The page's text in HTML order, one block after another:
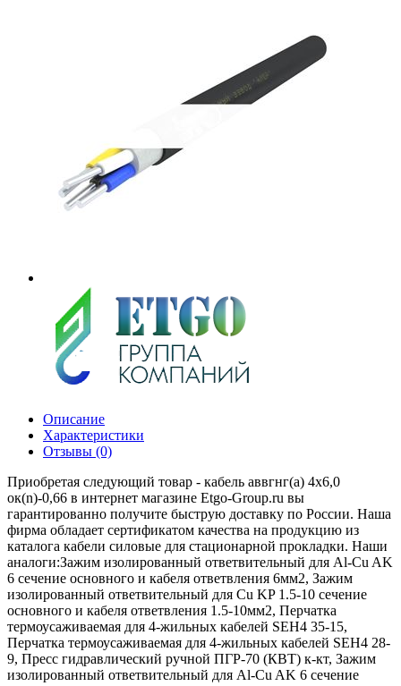
Описание
Характеристики
Отзывы (0)
Приобретая следующий товар - кабель аввгнг(а) 4х6,0
ок(n)-0,66 в интернет магазине Etgo-Group.ru вы
гарантированно получите быструю доставку по России. Наша
фирма обладает сертификатом качества на продукцию из
каталога кабели силовые для стационарной прокладки. Наши
аналоги:Зажим изолированный ответвительный для Al-Cu AK
6 сечение основного и кабеля ответвления 6мм2, Зажим
изолированный ответвительный для Cu KP 1.5-10 сечение
основного и кабеля ответвления 1.5-10мм2, Перчатка
термоусаживаемая для 4-жильных кабелей SEH4 35-15,
Перчатка термоусаживаемая для 4-жильных кабелей SEH4 28-
9, Пресс гидравлический ручной ПГР-70 (КВТ) к-кт, Зажим
изолированный ответвительный для Al-Cu AK 6 сечение